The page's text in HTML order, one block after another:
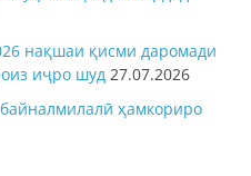
нақшаи қисми даромади
иҷро шуд 27.07.2026
ҳамкориро